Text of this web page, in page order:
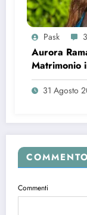
Pask 3
Aurora
Matrimonio
31 Agosto
Commenti